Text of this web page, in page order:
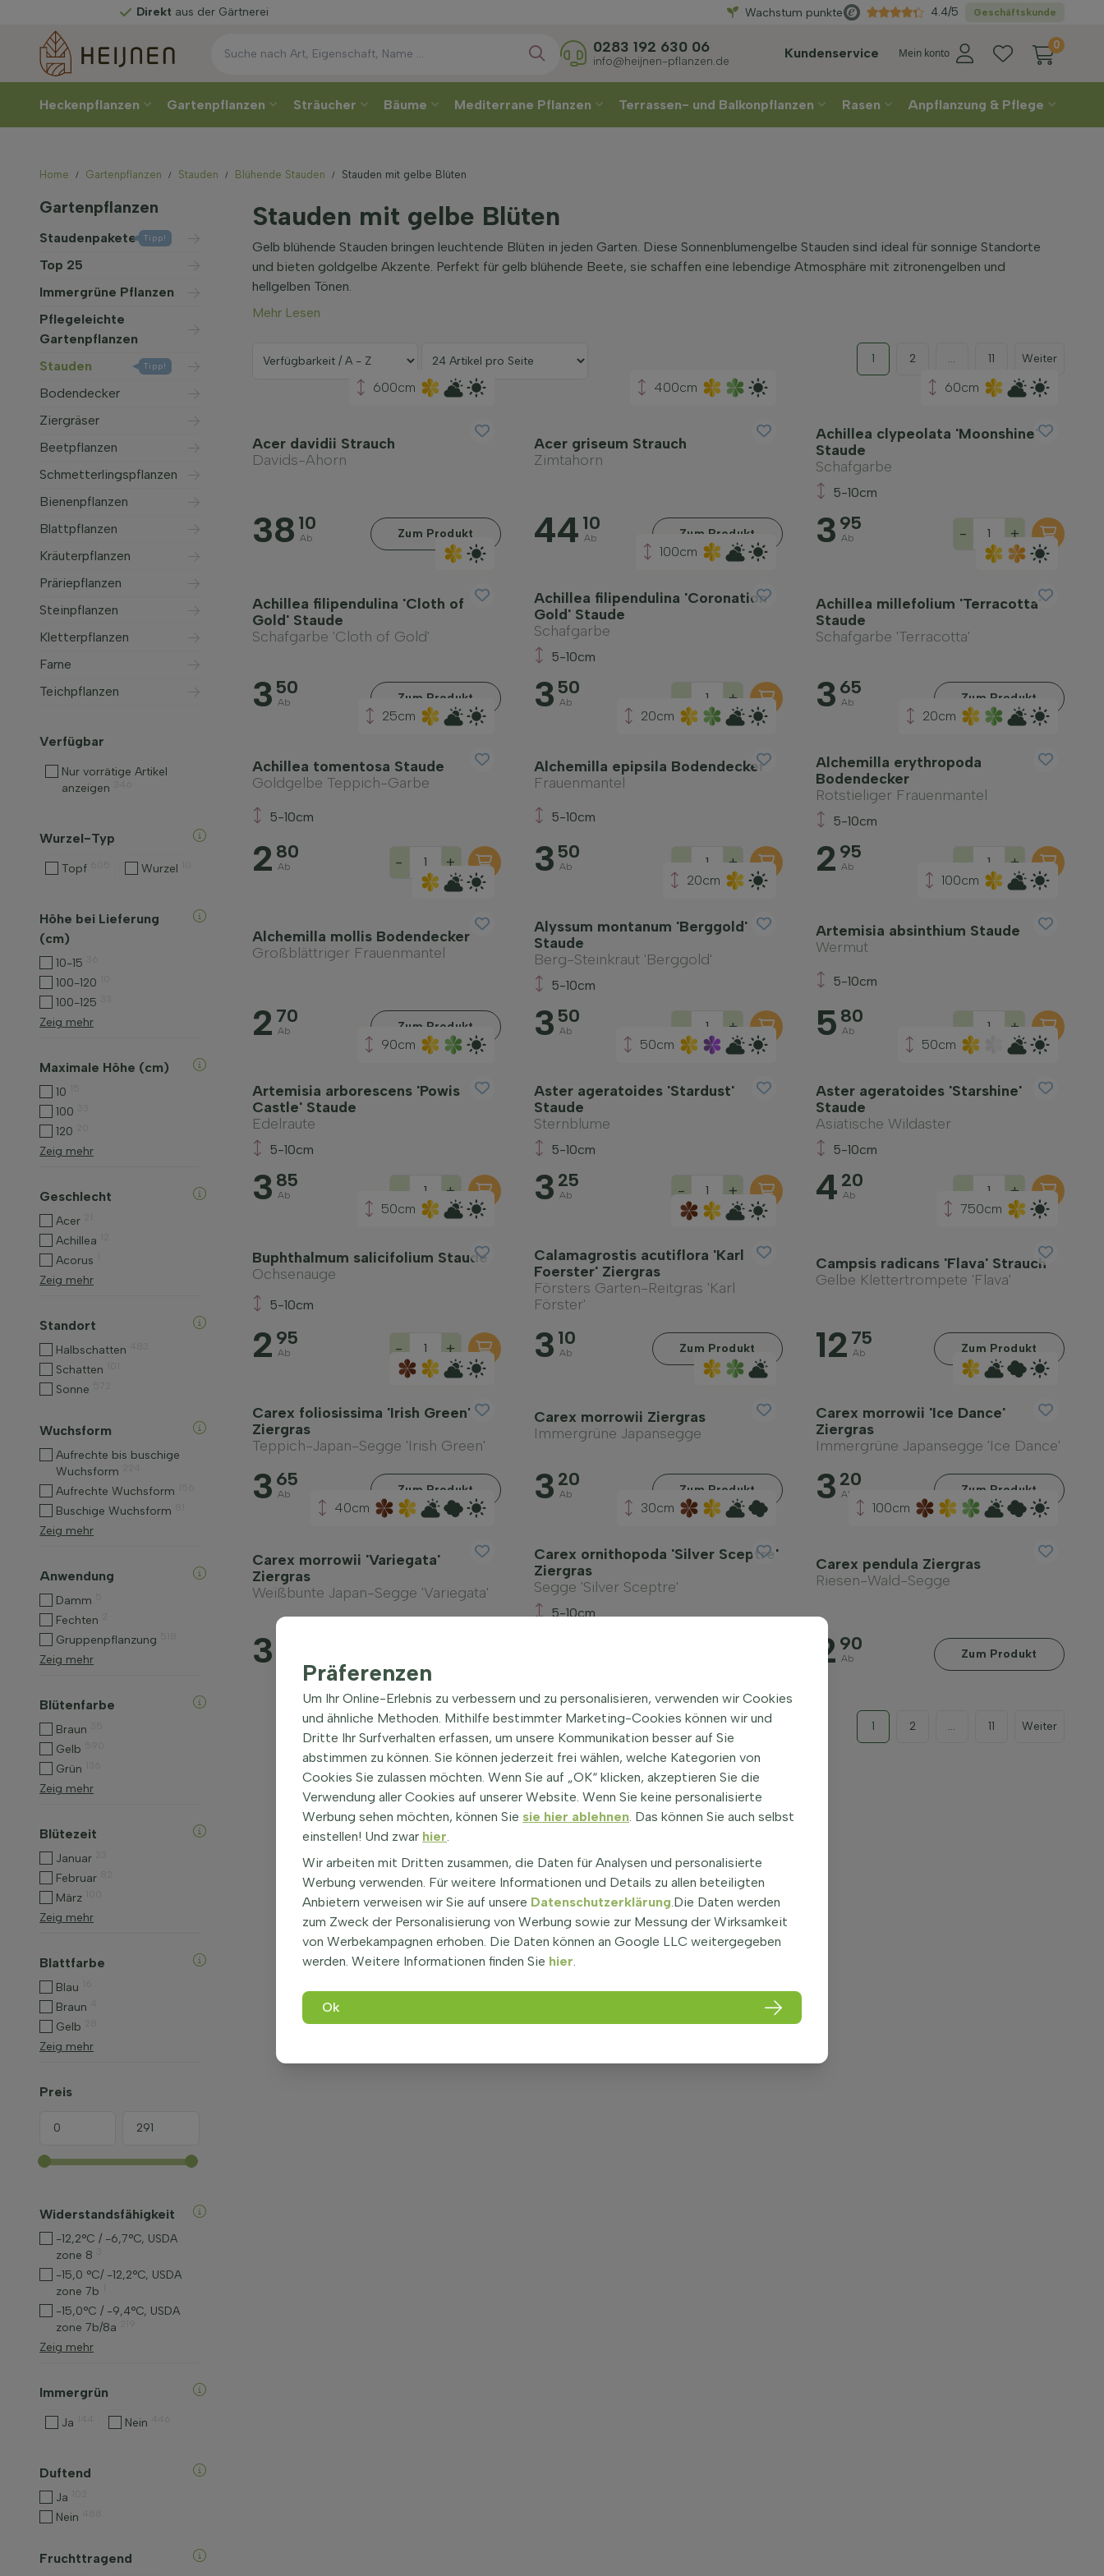
aus der Gärtnerei WählenSie Ihre Lieferwoche
Wachstum punkte Geschäftskunde
4.4/5
Kundenservice Mein konto
0
0283 192 630 06
info@heijnen-pflanzen.de
Heckenpflanzen Gartenpflanzen Sträucher Bäume Mediterrane Pflanzen Terrassen- und Balkonpflanzen Rasen Anpflanzung & Pflege
Home Gartenpflanzen Stauden Blühende Stauden Stauden mit gelbe Blüten
Gartenpflanzen
Staudenpakete Tipp!
Top 25
Immergrüne Pflanzen
Pflegeleichte
Gartenpflanzen
Stauden
Tipp!
Bodendecker
Ziergräser
Beetpflanzen
Schmetterlingspflanzen
Bienenpflanzen
Blattpflanzen
Kräuterpflanzen
Präriepflanzen
Steinpflanzen
Kletterpflanzen
Farne
Teichpflanzen
Verfügbar
Nur vorrätige Artikel
anzeigen
Wurzel-Typ
Topf Wurzel
Höhe bei Lieferung
(cm)
10-15
100-120
100-125
Zeig mehr
Maximale Höhe (cm)
10
100
120
Zeig mehr
Geschlecht
Acer
Achillea
Acorus
Zeig mehr
Standort
Halbschatten
Schatten
Sonne
Wuchsform
Aufrechte bis buschige
Wuchsform
Aufrechte Wuchsform
Buschige Wuchsform
Zeig mehr
Anwendung
Damm
Fechten
Gruppenpflanzung
Zeig mehr
Blütenfarbe
Braun
Gelb
Grün
Zeig mehr
Blütezeit
Januar
Februar
März
Zeig mehr
Blattfarbe
Blau
Braun
Gelb
Zeig mehr
Preis
Widerstandsfähigkeit
-12,2°C / -6,7°C, USDA
zone 8
-15,0 °C/ -12,2°C, USDA
zone 7b
-15,0°C / -9,4°C, USDA
zone 7b/8a
Zeig mehr
Immergrün
Ja Nein
Duftend
Ja
Nein
Fruchttragend
Stauden mit gelbe Blüten
Gelb blühende Stauden bringen leuchtende Blüten in jeden Garten. Diese Sonnenblumengelbe Stauden sind ideal für sonnige Standorte
und bieten goldgelbe Akzente. Perfekt für gelb blühende Beete, sie schaffen eine lebendige Atmosphäre mit zitronengelben und
hellgelben Tönen.
Mehr Lesen
1 2 ... 11 Weiter
600cm
Acer davidii Strauch
Davids-Ahorn
38 10
Ab Zum Produkt
400cm
Acer griseum Strauch
Zimtahorn
44 10
Ab Zum Produkt
60cm
Achillea clypeolata 'Moonshine'
Staude
Schafgarbe
5-10cm
3 95
Ab - +
Achillea filipendulina 'Cloth of
Gold' Staude
Schafgarbe 'Cloth of Gold'
3 50
Ab Zum Produkt
100cm
Achillea filipendulina 'Coronation
Gold' Staude
Schafgarbe
5-10cm
3 50
Ab - +
Achillea millefolium 'Terracotta'
Staude
Schafgarbe 'Terracotta'
3 65
Ab Zum Produkt
25cm
Achillea tomentosa Staude
Goldgelbe Teppich-Garbe
5-10cm
2 80
Ab - +
20cm
Alchemilla epipsila Bodendecker
Frauenmantel
5-10cm
3 50
Ab - +
20cm
Alchemilla erythropoda
Bodendecker
Rotstieliger Frauenmantel
5-10cm
2 95
Ab - +
Alchemilla mollis Bodendecker
Großblättriger Frauenmantel
2 70
Ab Zum Produkt
20cm
Alyssum montanum 'Berggold'
Staude
Berg-Steinkraut 'Berggold'
5-10cm
3 50
Ab - +
100cm
Artemisia absinthium Staude
Wermut
5-10cm
5 80
Ab - +
90cm
Artemisia arborescens 'Powis
Castle' Staude
Edelraute
5-10cm
3 85
Ab - +
50cm
Aster ageratoides 'Stardust'
Staude
Sternblume
5-10cm
3 25
Ab - +
50cm
Aster ageratoides 'Starshine'
Staude
Asiatische Wildaster
5-10cm
4 20
Ab - +
50cm
Buphthalmum salicifolium Staude
Ochsenauge
5-10cm
2 95
Ab - +
Calamagrostis acutiflora 'Karl
Foerster' Ziergras
Försters Garten-Reitgras 'Karl
Förster'
3 10
Ab Zum Produkt
750cm
Campsis radicans 'Flava' Strauch
Gelbe Klettertrompete 'Flava'
12 75
Ab Zum Produkt
Carex foliosissima 'Irish Green'
Ziergras
Teppich-Japan-Segge 'Irish Green'
3 65
Ab Zum Produkt
Carex morrowii Ziergras
Immergrüne Japansegge
3 20
Ab Zum Produkt
Carex morrowii 'Ice Dance'
Ziergras
Immergrüne Japansegge 'Ice Dance'
3 20
Ab Zum Produkt
40cm
Carex morrowii 'Variegata'
Ziergras
Weißbunte Japan-Segge 'Variegata'
3
30cm
Carex ornithopoda 'Silver Sceptre'
Ziergras
Segge 'Silver Sceptre'
5-10cm
100cm
Carex pendula Ziergras
Riesen-Wald-Segge
2 90
Ab Zum Produkt
1 2 ... 11 Weiter
Präferenzen
Um Ihr Online-Erlebnis zu verbessern und zu personalisieren, verwenden wir Cookies
und ähnliche Methoden. Mithilfe bestimmter Marketing-Cookies können wir und
Dritte Ihr Surfverhalten erfassen, um unsere Kommunikation besser auf Sie
abstimmen zu können. Sie können jederzeit frei wählen, welche Kategorien von
Cookies Sie zulassen möchten. Wenn Sie auf „OK“ klicken, akzeptieren Sie die
Verwendung aller Cookies auf unserer Website. Wenn Sie keine personalisierte
Werbung sehen möchten, können Sie sie hier ablehnen. Das können Sie auch selbst
einstellen! Und zwar hier.
Wir arbeiten mit Dritten zusammen, die Daten für Analysen und personalisierte
Werbung verwenden. Für weitere Informationen und Details zu allen beteiligten
Anbietern verweisen wir Sie auf unsere Datenschutzerklärung.Die Daten werden
zum Zweck der Personalisierung von Werbung sowie zur Messung der Wirksamkeit
von Werbekampagnen erhoben. Die Daten können an Google LLC weitergegeben
werden. Weitere Informationen finden Sie hier.
Ok